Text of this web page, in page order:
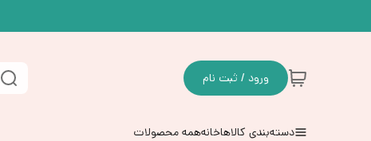
ورود / ثبت نام
دسته‌بندی کالاهاخانههمه محصولات